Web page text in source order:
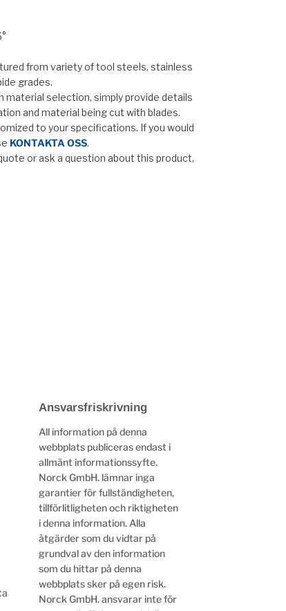
from variety of tool steels, stainless
grades.
material selection, simply provide details
and material being cut with blades.
to your specifications. If you would
KONTAKTA OSS.
or ask a question about this product,
Ansvarsfriskrivning
All information på denna
webbplats publiceras endast i
allmänt informationssyfte.
Norck GmbH. lämnar inga
garantier för fullständigheten,
tillförlitligheten och riktigheten
i denna information. Alla
åtgärder som du vidtar på
grundval av den information
som du hittar på denna
webbplats sker på egen risk.
Norck GmbH. ansvarar inte för